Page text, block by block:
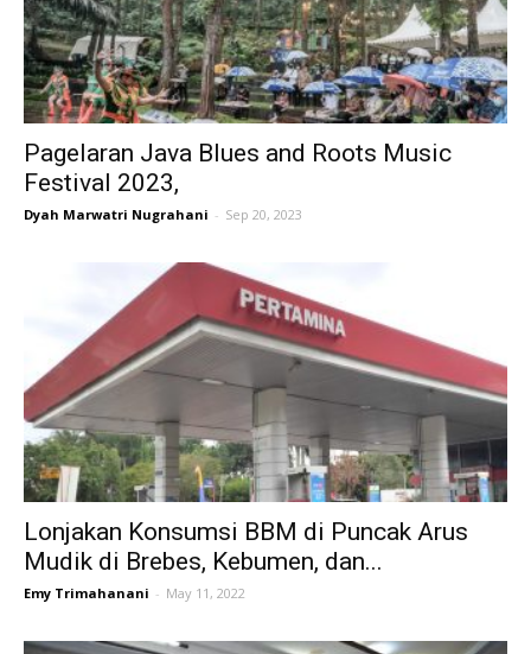
Pagelaran Java Blues and Roots Music
Festival 2023,
Dyah Marwatri Nugrahani - Sep 20, 2023
Lonjakan Konsumsi BBM di Puncak Arus
Mudik di Brebes, Kebumen, dan...
Emy Trimahanani - May 11, 2022